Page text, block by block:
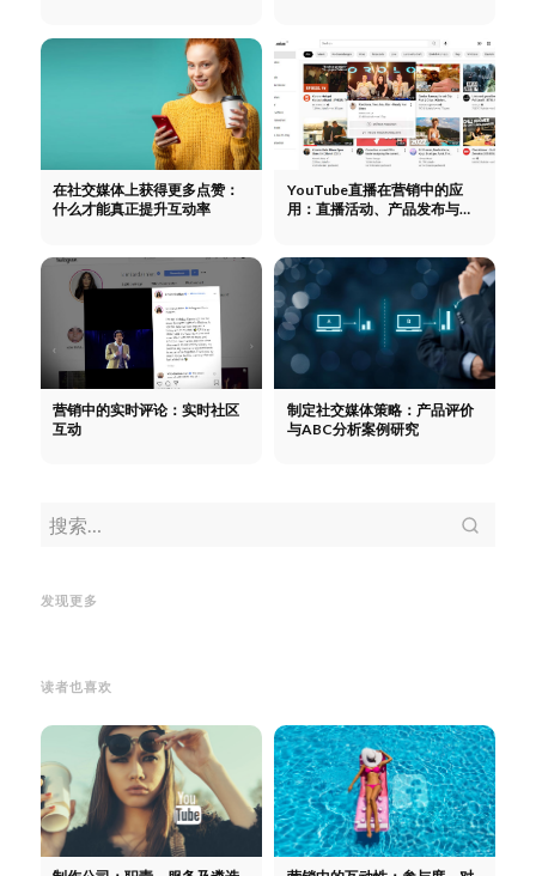
在社交媒体上获得更多点赞：
什么才能真正提升互动率
YouTube直播在营销中的应
用：直播活动、产品发布与社
营销中的实时评论：实时社区
互动
制定社交媒体策略：产品评价
与ABC分析案例研究
发现更多
B2BB2B 潜在客户开发：获取更
读者也喜欢